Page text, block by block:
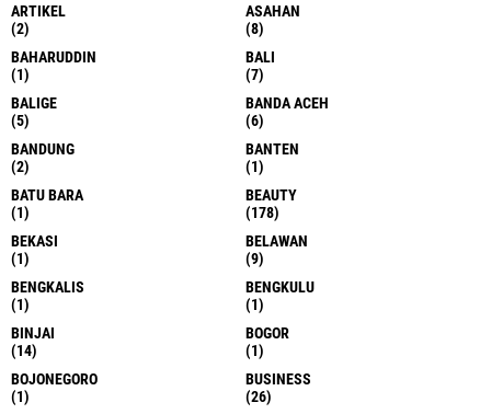
ARTIKEL
(2)
ASAHAN
(8)
BAHARUDDIN
(1)
BALI
(7)
BALIGE
(5)
BANDA ACEH
(6)
BANDUNG
(2)
BANTEN
(1)
BATU BARA
(1)
BEAUTY
(178)
BEKASI
(1)
BELAWAN
(9)
BENGKALIS
(1)
BENGKULU
(1)
BINJAI
(14)
BOGOR
(1)
BOJONEGORO
(1)
BUSINESS
(26)